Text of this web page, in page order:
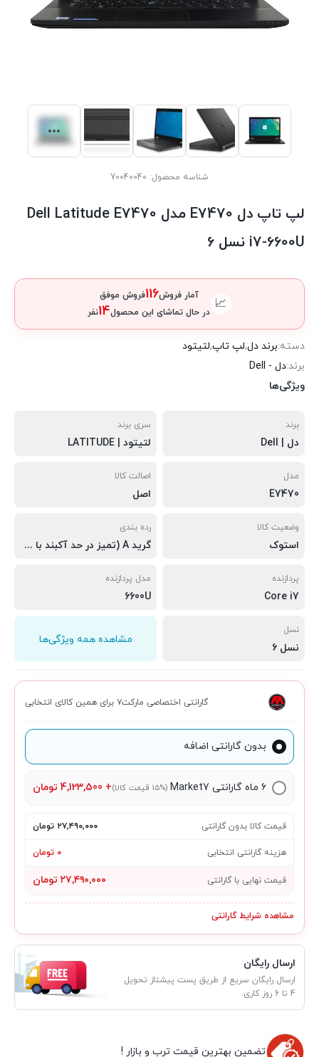
شناسه محصول: 70040040
لپ تاپ دل E7470 مدل Dell Latitude E7470
i7-6600U نسل 6
📈
آمار فروش116فروش موفق
در حال تماشای این محصول14نفر
دسته:برند دل,لپ تاپ,لتیتود
برند:دل - Dell
ویژگی‌ها
برند
دل | Dell
سری برند
لتیتود | LATITUDE
مدل
E7470
اصالت کالا
اصل
وضعیت کالا
استوک
رده بندی
گرید A (تمیز در حد آکبند با خط و خش جزیی)
پردازنده
Core i7
مدل پردازنده
6600U
نسل
نسل 6
مشاهده همه ویژگی‌ها
گارانتی اختصاصی مارکت۷ برای همین کالای انتخابی
بدون گارانتی اضافه
۶ ماه گارانتی Market7 (15% قیمت کالا) +
4,123,500 تومان
قیمت کالا بدون گارانتی ۲۷٬۴۹۰٬۰۰۰ تومان
هزینه گارانتی انتخابی ۰ تومان
قیمت نهایی با گارانتی ۲۷٬۴۹۰٬۰۰۰ تومان
مشاهده شرایط گارانتی
ارسال رایگان
ارسال رایگان سریع از طریق پست پیشتاز تحویل
4 تا 6 روز کاری.
تضمین بهترین قیمت ترب و بازار !